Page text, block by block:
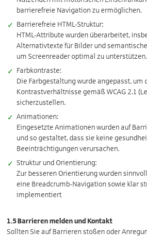
barrierefreie Navigation zu ermöglichen.
Barrierefreie HTML-Struktur:
HTML-Attribute wurden überarbeitet,
Alternativtexte für Bilder und
um Screenreader optimal zu unterstützen.
Farbkontraste:
Die Farbgestaltung wurde angepasst, um
Kontrastverhältnisse gemäß WCAG 2.1
sicherzustellen.
Animationen:
Eingesetzte Animationen wurden auf
und so gestaltet, dass sie keine
Beeinträchtigungen verursachen.
Struktur und Orientierung:
Zur besseren Orientierung wurden
eine Breadcrumb-Navigation sowie klar
implementiert
1.5 Barrieren melden und Kontakt
Sollten Sie auf Barrieren stoßen oder